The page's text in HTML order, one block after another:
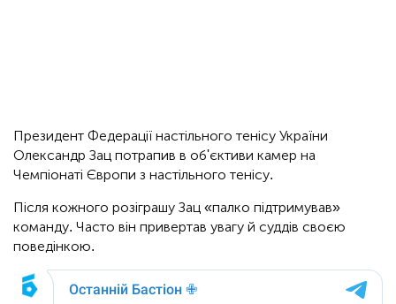
Президент Федерації настільного тенісу України
Олександр Зац потрапив в об'єктиви камер на
Чемпіонаті Європи з настільного тенісу.
Після кожного розіграшу Зац «палко підтримував»
команду. Часто він привертав увагу й суддів своєю
поведінкою.